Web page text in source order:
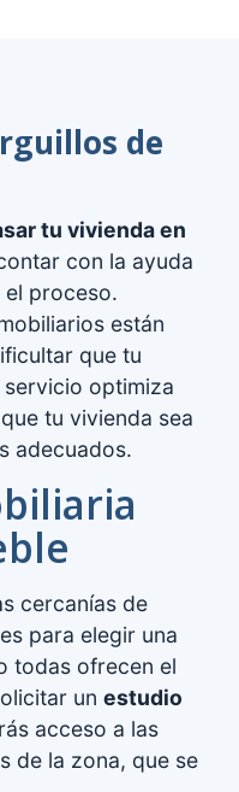
de
tu vivienda en
con la ayuda
proceso.
están
que tu
optimiza
tu vivienda sea
adecuados.
cercanías de
para elegir una
todas ofrecen el
un estudio
acceso a las
de la zona, que se